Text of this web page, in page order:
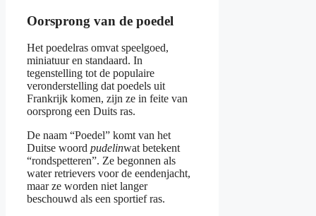
Oorsprong van de poedel
Het poedelras omvat speelgoed,
miniatuur en standaard. In
tegenstelling tot de populaire
veronderstelling dat poedels uit
Frankrijk komen, zijn ze in feite van
oorsprong een Duits ras.
De naam “Poedel” komt van het
Duitse woord pudelinwat betekent
“rondspetteren”. Ze begonnen als
water retrievers voor de eendenjacht,
maar ze worden niet langer
beschouwd als een sportief ras.